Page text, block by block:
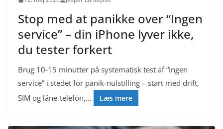
Stop med at panikke over “Ingen
service” – din iPhone lyver ikke,
du tester forkert
Brug 10-15 minutter på systematisk test af “Ingen
service” i stedet for panik-nulstilling – start med drift,
SIM og låne-telefon,…
Læs mere